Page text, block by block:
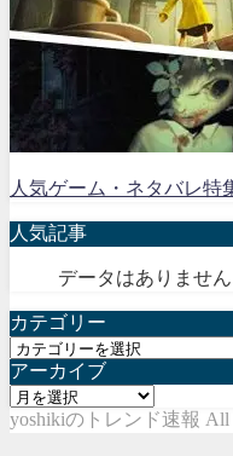
人気ゲーム・ネタバレ特
人気記事
データはありません
カテゴリー
カ
テ
ゴ
リ
アーカイブ
ア
ー
yoshikiのトレンド速報 All